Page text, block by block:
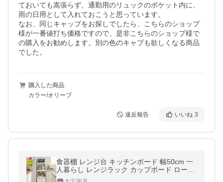
ておいても嵩張らず、通勤用のリュックのポケット内に、
雨の日用として入れておこうと思っています。
なお、同じキャップをお探しでしたら、こちらのショップ
様が一番値打ち価格ですので、是非こちらのショップ様で
の購入をお勧めします。別の色のキャプも欲しくなる商品
でした。
購入した商品
カラー/オリーブ
違反報告 いいね 3
食器棚 レンジ台 キッチンボード 幅50cm 一
人暮らし レンジラック カップボード ロータ
イプ キッチン 収納 電子レンジ台 完成品 キ